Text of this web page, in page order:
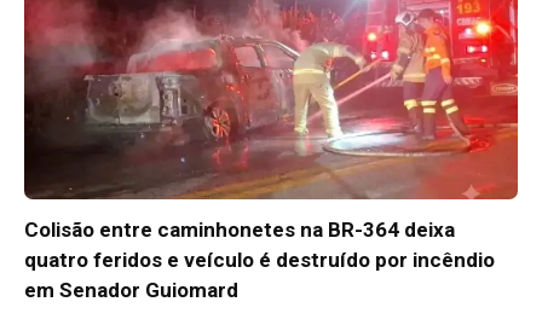
Colisão entre caminhonetes na BR-364 deixa
quatro feridos e veículo é destruído por incêndio
em Senador Guiomard